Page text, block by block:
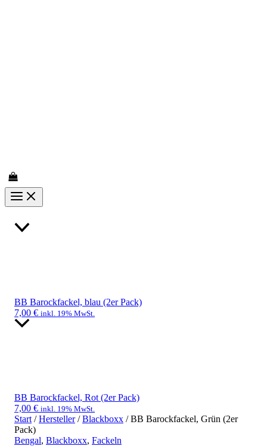
BB Barockfackel, blau (2er Pack)
7,00 € inkl. 19% MwSt.
BB Barockfackel, Rot (2er Pack)
7,00 € inkl. 19% MwSt.
Start /Hersteller/Blackboxx / BB Barockfackel, Grün (2er
Pack)
Bengal, Blackboxx, Fackeln